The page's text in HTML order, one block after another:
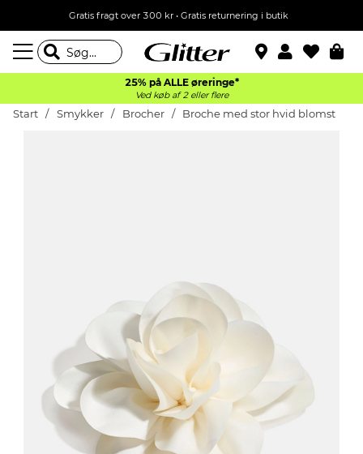
Gratis fragt over 300 kr • Gratis returnering i butik
25% på ALLE øreringe*
Ved køb af 2 eller flere
Start Smykker Brocher Broche med stor hvid blomst